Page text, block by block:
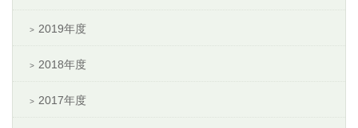
2019年度
2018年度
2017年度